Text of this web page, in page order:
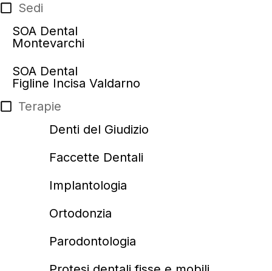
Sedi
SOA Dental
Montevarchi
SOA Dental
Figline Incisa Valdarno
Terapie
Denti del Giudizio
Faccette Dentali
Implantologia
Ortodonzia
Parodontologia